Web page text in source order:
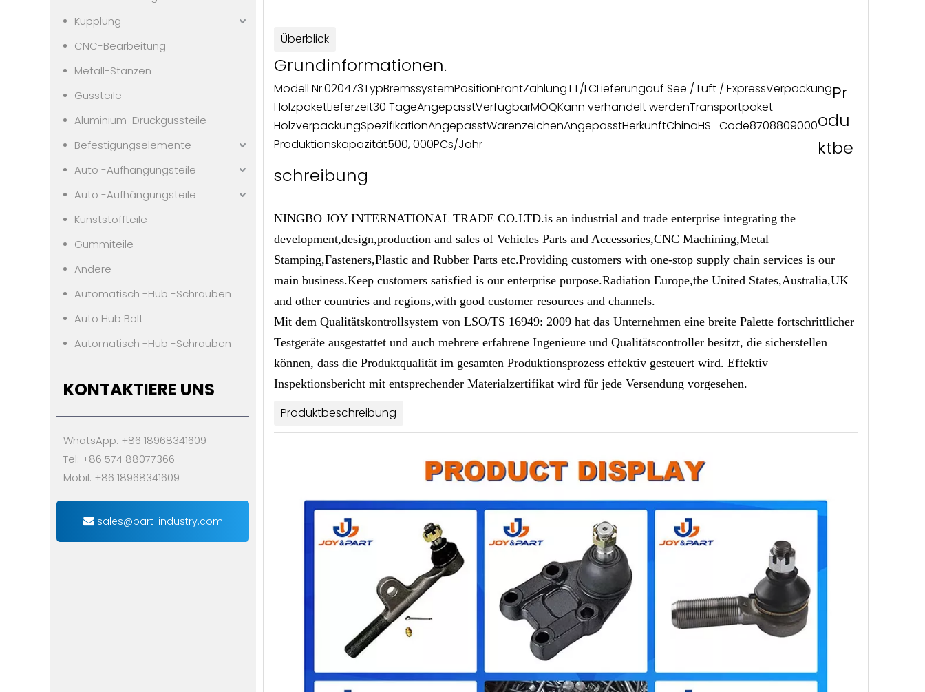
Kupplung
CNC-Bearbeitung
Metall-Stanzen
Gussteile
Aluminium-Druckgussteile
Befestigungselemente
Auto -Aufhängungsteile
Auto -Aufhängungsteile
Kunststoffteile
Gummiteile
Andere
Automatisch -Hub -Schrauben
Auto Hub Bolt
Automatisch -Hub -Schrauben
KONTAKTIERE UNS
WhatsApp: +86 18968341609
Tel: +86 574 88077366
Mobil: +86 18968341609
sales@part-industry.com
Überblick
Grundinformationen.
Modell Nr.020473TypBremssystemPositionFrontZahlungTT/LCLieferungauf See / Luft / ExpressVerpackung
HolzpaketLieferzeit30 TageAngepasstVerfügbarMOQKann verhandelt werdenTransportpaket
HolzverpackungSpezifikationAngepasstWarenzeichenAngepasstHerkunftChinaHS -Code8708809000
Produktionskapazität500, 000PCs/Jahr
Pr
odu
ktbe
schreibung
NINGBO JOY INTERNATIONAL TRADE CO.LTD.is an industrial and trade enterprise integrating the
development,design,production and sales of Vehicles Parts and Accessories,CNC Machining,Metal
Stamping,Fasteners,Plastic and Rubber Parts etc.Providing customers with one-stop supply chain services is our
main business.Keep customers satisfied is our enterprise purpose.Radiation Europe,the United States,Australia,UK
and other countries and regions,with good customer resources and channels.
Mit dem Qualitätskontrollsystem von LSO/TS 16949: 2009 hat das Unternehmen eine breite Palette fortschrittlicher
Testgeräte ausgestattet und auch mehrere erfahrene Ingenieure und Qualitätscontroller besitzt, die sicherstellen
können, dass die Produktqualität im gesamten Produktionsprozess effektiv gesteuert wird. Effektiv
Inspektionsbericht mit entsprechender Materialzertifikat wird für jede Versendung vorgesehen.
Produktbeschreibung